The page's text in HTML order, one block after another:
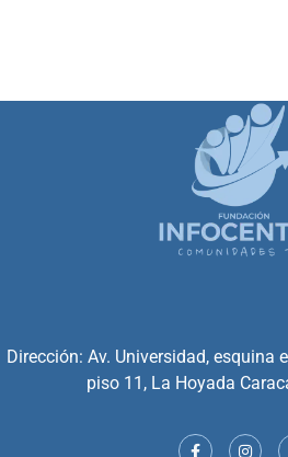
Dirección: Av. Universidad, esquina
piso 11, La Hoyada